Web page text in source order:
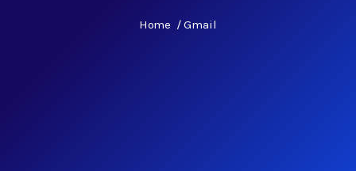
Home Gmail